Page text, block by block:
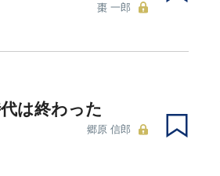
棗 一郎
は終わった
郷原 信郎